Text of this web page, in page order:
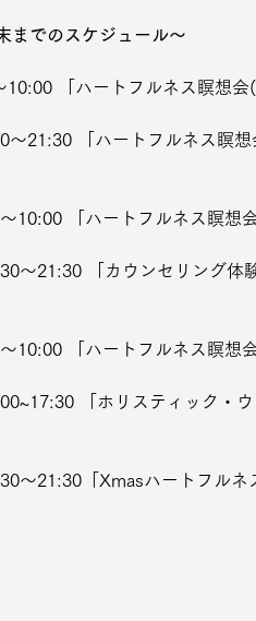
までのスケジュール〜
「ハートフルネス瞑想会
21:30 「ハートフルネス瞑想
10:00 「ハートフルネス瞑想会
〜21:30 「カウンセリング体
10:00 「ハートフルネス瞑想会
「ホリスティック・
〜21:30「Xmasハートフルネ